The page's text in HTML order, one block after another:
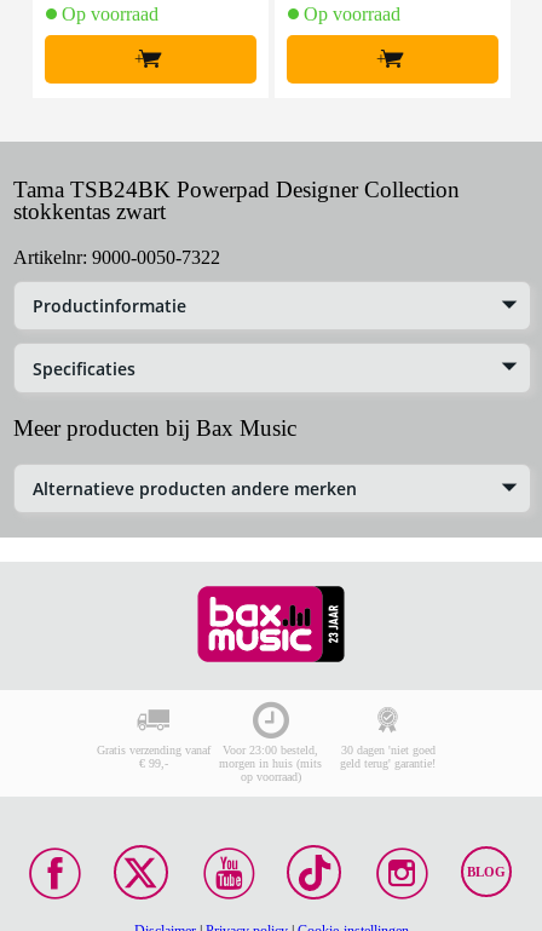
Op voorraad
+
Op voorraad
+
Tama TSB24BK Powerpad Designer Collection
stokkentas zwart
Artikelnr: 9000-0050-7322
Productinformatie
Specificaties
Meer producten bij Bax Music
Alternatieve producten andere merken
Gratis verzending vanaf
€ 99,-
Voor 23:00 besteld,
morgen in huis (mits
op voorraad)
30 dagen 'niet goed
geld terug' garantie!
BLOG